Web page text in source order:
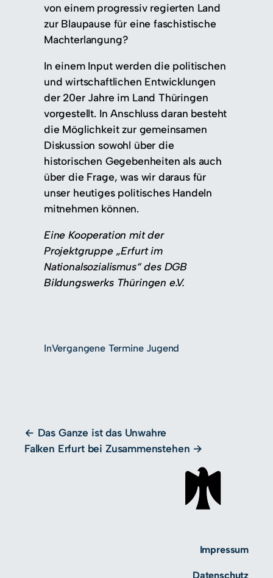
von einem progressiv regierten Land
zur Blaupause für eine faschistische
Machterlangung?
In einem Input werden die politischen
und wirtschaftlichen Entwicklungen
der 20er Jahre im Land Thüringen
vorgestellt. In Anschluss daran besteht
die Möglichkeit zur gemeinsamen
Diskussion sowohl über die
historischen Gegebenheiten als auch
über die Frage, was wir daraus für
unser heutiges politisches Handeln
mitnehmen können.
Eine Kooperation mit der
Projektgruppe „Erfurt im
Nationalsozialismus“ des DGB
Bildungswerks Thüringen e.V.
InVergangene Termine Jugend
Das Ganze ist das Unwahre
Falken Erfurt bei Zusammenstehen
Impressum
Datenschutz